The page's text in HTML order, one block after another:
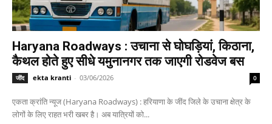
Haryana Roadways : उचाना से घोघड़ियां, किठाना,
कैथल होते हुए सीधे यमुनानगर तक जाएगी रोडवेज बस
जींद ekta kranti - 03/06/2026 0
एकता क्रांति न्यूज (Haryana Roadways) : हरियाणा के जींद जिले के उचाना क्षेत्र के
लोगों के लिए राहत भरी खबर है। अब यात्रियों को...